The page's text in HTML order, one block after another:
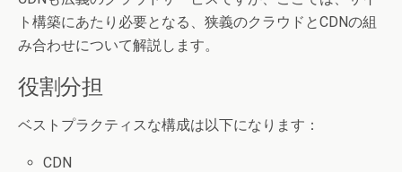
ト構築にあたり必要となる、狭義のクラウドとCDNの組
み合わせについて解説します。
役割分担
ベストプラクティスな構成は以下になります：
CDN